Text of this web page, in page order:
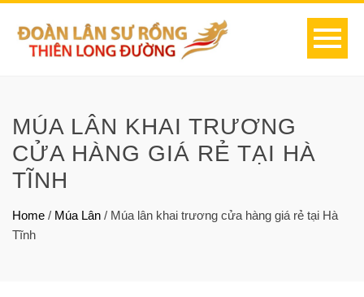
MÚA LÂN KHAI TRƯƠNG
CỬA HÀNG GIÁ RẺ TẠI HÀ
TĨNH
Home / Múa Lân / Múa lân khai trương cửa hàng giá rẻ tại Hà
Tĩnh